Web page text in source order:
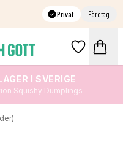
Privat Företag
I SVERIGE
Squishy Dumplings